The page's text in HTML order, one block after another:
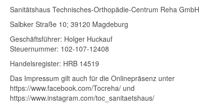
Sanitätshaus Technisches-Orthopädie-Centrum Reha GmbH
Salbker Straße 10; 39120 Magdeburg
Geschäftsführer: Holger Huckauf
Steuernummer: 102-107-12408
Handelsregister: HRB 14519
Das Impressum gilt auch für die Onlinepräsenz unter
https://www.facebook.com/Tocreha/ und
https://www.instagram.com/toc_sanitaetshaus/